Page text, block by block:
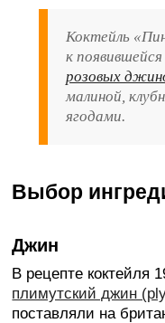
Коктейль
к
розовых
малиной,
ягодами.
Выбор
Джин
В рецепте коктейля
плимутский джин
поставляли на